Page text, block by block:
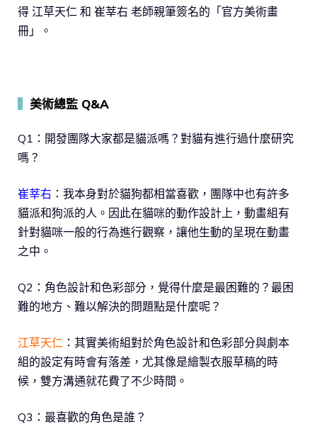
得 江草天仁 和 崔莘右 老師親筆簽名的「官方美術畫
冊」。
美術總監 Q&A
Q1：開發團隊大家都是貓派嗎？對貓有進行過什麼研究
嗎？
崔莘右 ：我本身對於貓狗都相當喜歡，團隊中也有許多
貓派和狗派的人。因此在貓咪的動作設計上，動畫組有
針對貓咪一般的行為進行觀察，讓他生動的呈現在動畫
之中。
Q2：角色設計和色彩部分，覺得什麼是最困難的？最困
難的地方、難以解決的問題點是什麼呢？
江草天仁 ：其實美術組對於角色設計和色彩部分與劇本
組的設定有時會有落差，尤其像是繪製衣服草稿的時
候，雙方溝通就花費了不少時間。
Q3：最喜歡的角色是誰？